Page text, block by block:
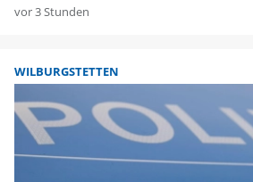
vor 3 Stunden
WILBURGSTETTEN